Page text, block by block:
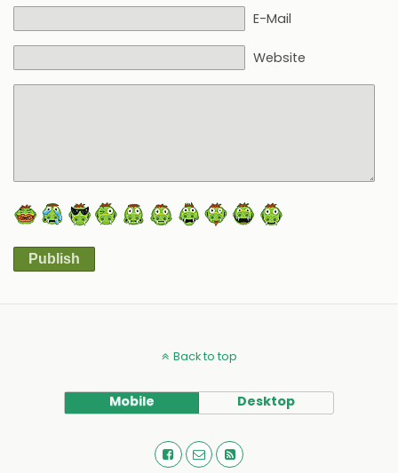
E-Mail
Website
Publish
Back to top
Mobile Desktop